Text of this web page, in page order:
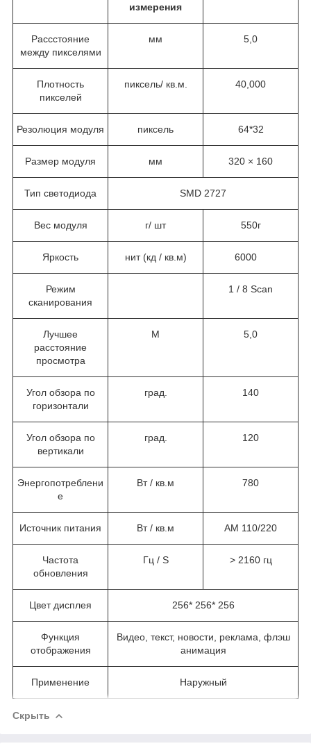
измерения
Рассстояние
между пикселями
мм 5,0
Плотность
пикселей
пиксель/ кв.м. 40,000
Резолюция модуля пиксель 64*32
Размер модуля мм 320 × 160
Тип светодиода SMD 2727
Вес модуля г/ шт 550г
Яркость нит (кд / кв.м) 6000
Режим
сканирования
1 / 8 Scan
Лучшее
расстояние
просмотра
M 5,0
Угол обзора по
горизонтали
град. 140
Угол обзора по
вертикали
град. 120
Энергопотреблени
е
Вт / кв.м 780
Источник питания Вт / кв.м АМ 110/220
Частота
обновления
Гц / S > 2160 гц
Цвет дисплея 256* 256* 256
Функция
отображения
Видео, текст, новости, реклама, флэш
анимация
Применение Наружный
Скрыть